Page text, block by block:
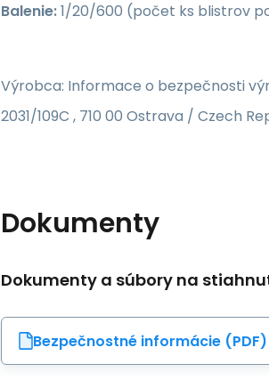
Balenie:1/20/600 (počet ks blistrov
Výrobca: Informace o bezpečnosti
2031/109C , 710 00 Ostrava / Czech
Dokumenty
Dokumenty a súbory na
Bezpečnostné informácie (PDF)